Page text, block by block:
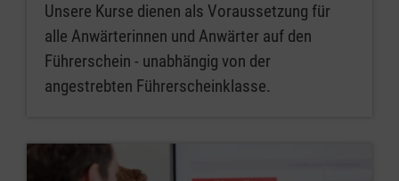
Unsere Kurse dienen als Voraussetzung für
alle Anwärterinnen und Anwärter auf den
Führerschein - unabhängig von der
angestrebten Führerscheinklasse.